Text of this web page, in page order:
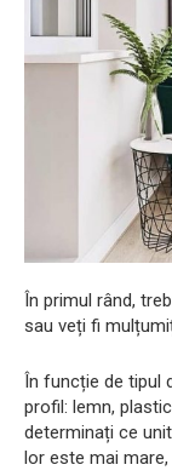
În primul rând,
sau veți fi
În funcție de tipul
profil: lemn,
determinați ce
lor este mai